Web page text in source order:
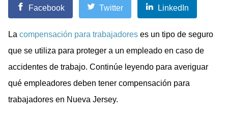
Facebook Twitter LinkedIn
La compensación para trabajadores es un tipo de seguro
que se utiliza para proteger a un empleado en caso de
accidentes de trabajo. Continúe leyendo para averiguar
qué empleadores deben tener compensación para
trabajadores en Nueva Jersey.